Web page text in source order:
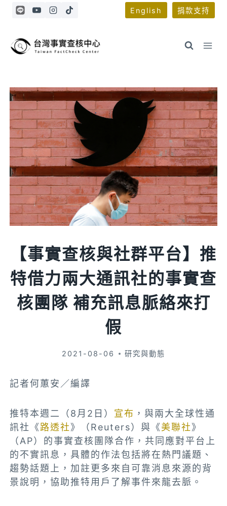
Skip
English 捐款支持
【事實查核與社群平台】推
特借力兩大通訊社的事實查
核團隊 補充訊息脈絡來打
假
2021-08-06 研究與動態
記者何蕙安／編譯
推特本週二（8月2日） 宣布 ，與兩大全球性通
訊社《路透社》（Reuters）與《美聯社》
（AP）的事實查核團隊合作，共同應對平台上
的不實訊息，具體的作法包括將在熱門議題、
趨勢話題上，加註更多來自可靠消息來源的背
景說明，協助推特用戶了解事件來龍去脈。